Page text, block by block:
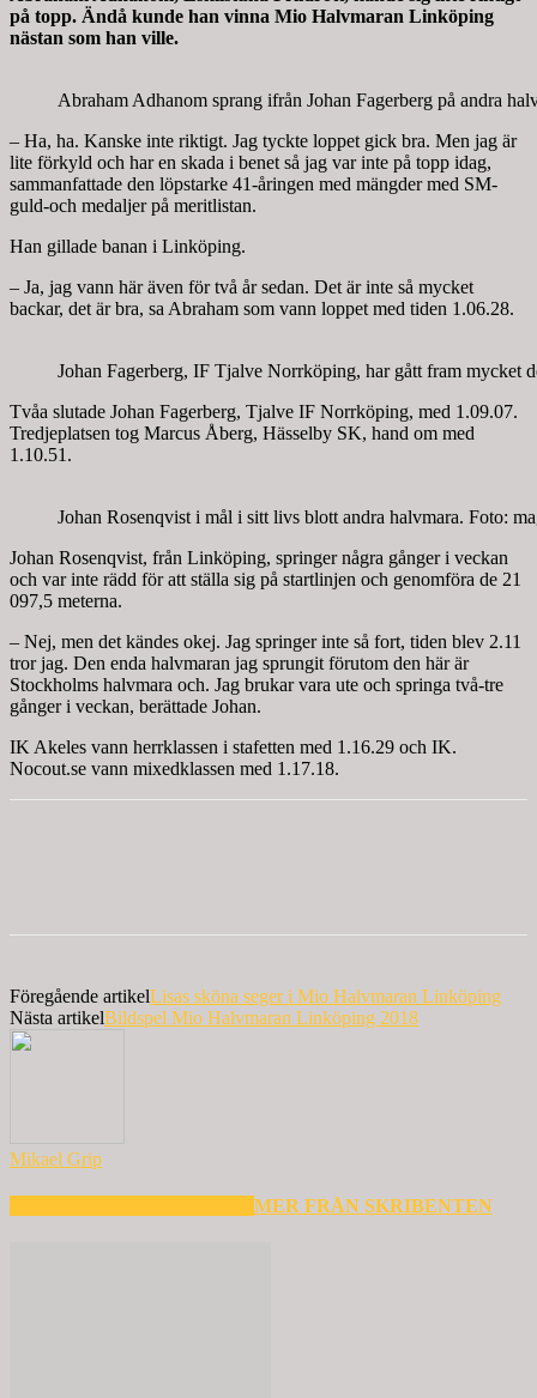
på topp. Ändå kunde han vinna Mio Halvmaran Linköping
nästan som han ville.
Abraham Adhanom sprang ifrån Johan Fagerberg på andra
– Ha, ha. Kanske inte riktigt. Jag tyckte loppet gick bra. Men jag är
lite förkyld och har en skada i benet så jag var inte på topp idag,
sammanfattade den löpstarke 41-åringen med mängder med SM-
guld-och medaljer på meritlistan.
Han gillade banan i Linköping.
– Ja, jag vann här även för två år sedan. Det är inte så mycket
backar, det är bra, sa Abraham som vann loppet med tiden 1.06.28.
Johan Fagerberg, IF Tjalve Norrköping, har gått fram mycket
Tvåa slutade Johan Fagerberg, Tjalve IF Norrköping, med 1.09.07.
Tredjeplatsen tog Marcus Åberg, Hässelby SK, hand om med
1.10.51.
Johan Rosenqvist i mål i sitt livs blott andra halvmara. Foto:
Johan Rosenqvist, från Linköping, springer några gånger i veckan
och var inte rädd för att ställa sig på startlinjen och genomföra de 21
097,5 meterna.
– Nej, men det kändes okej. Jag springer inte så fort, tiden blev 2.11
tror jag. Den enda halvmaran jag sprungit förutom den här är
Stockholms halvmara och. Jag brukar vara ute och springa två-tre
gånger i veckan, berättade Johan.
IK Akeles vann herrklassen i stafetten med 1.16.29 och IK.
Nocout.se vann mixedklassen med 1.17.18.
Föregående artikelLisas sköna seger i Mio Halvmaran Linköping
Nästa artikelBildspel Mio Halvmaran Linköping 2018
Mikael Grip
MER FRÅN SKRIBENTEN